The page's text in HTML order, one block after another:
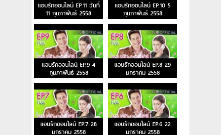
แอบรักออนไลน์ EP.11 วันที่
11 กุมภาพันธ์ 2558
แอบรักออนไลน์ EP.10 5
กุมภาพันธ์ 2558
แอบรักออนไลน์ EP.9 4
กุมภาพันธ์ 2558
แอบรักออนไลน์ EP.8 29
มกราคม 2558
แอบรักออนไลน์ EP.7 28
มกราคม 2558
แอบรักออนไลน์ EP.6 22
มกราคม 2558